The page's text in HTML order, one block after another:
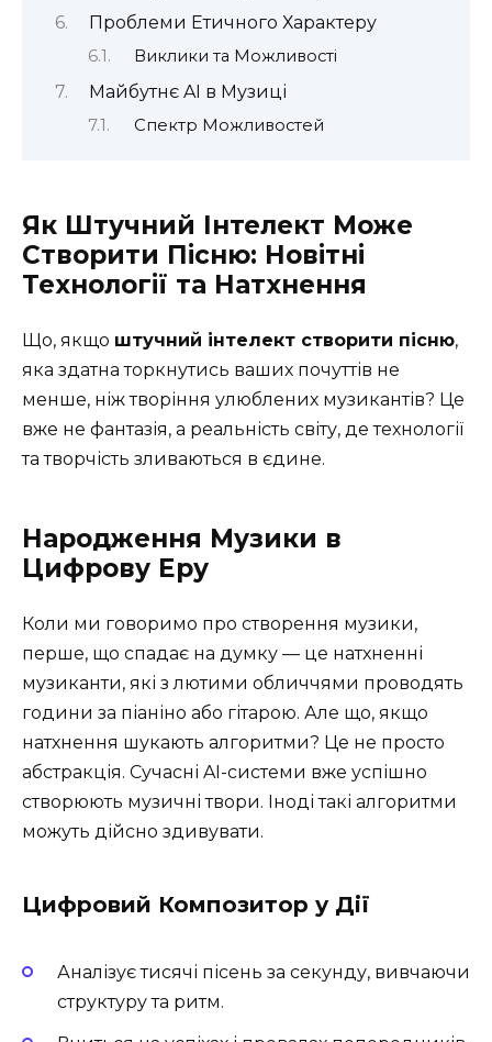
Проблеми Етичного Характеру
Виклики та Можливості
Майбутнє AI в Музиці
Спектр Можливостей
Як Штучний Інтелект Може
Створити Пісню: Новітні
Технології та Натхнення
Що, якщо штучний інтелект створити пісню,
яка здатна торкнутись ваших почуттів не
менше, ніж творіння улюблених музикантів? Це
вже не фантазія, а реальність світу, де технології
та творчість зливаються в єдине.
Народження Музики в
Цифрову Еру
Коли ми говоримо про створення музики,
перше, що спадає на думку — це натхненні
музиканти, які з лютими обличчями проводять
години за піаніно або гітарою. Але що, якщо
натхнення шукають алгоритми? Це не просто
абстракція. Сучасні AI-системи вже успішно
створюють музичні твори. Іноді такі алгоритми
можуть дійсно здивувати.
Цифровий Композитор у Дії
Аналізує тисячі пісень за секунду, вивчаючи
структуру та ритм.